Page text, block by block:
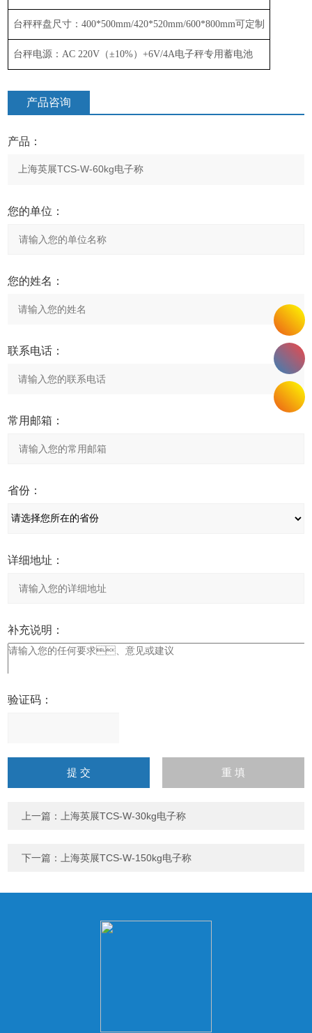
台秤秤盘尺寸：400*500mm/420*520mm/600*800mm可定制
台秤电源：AC 220V （±10%）+6V/4A电子秤专用蓄电池
产品咨询
产品：
您的单位：
您的姓名：
联系电话：
常用邮箱：
省份：
详细地址：
补充说明：
验证码：
字），如：三加四=7
上一篇： 上海英展TCS-W-30kg电子称
下一篇： 上海英展TCS-W-150kg电子称